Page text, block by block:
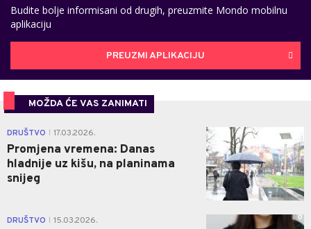
Budite bolje informisani od drugih, preuzmite Mondo mobilnu
aplikaciju
PREUZMI APLIKACIJU
MOŽDA ĆE VAS ZANIMATI
DRUŠTVO 17.03.2026.
Promjena vremena: Danas
hladnije uz kišu, na planinama
snijeg
DRUŠTVO 15.03.2026. 0